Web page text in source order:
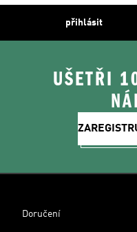
přihlásit
UŠETŘI
Doručení